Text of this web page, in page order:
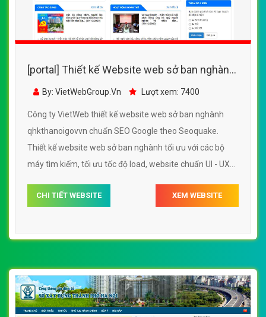
[portal] Thiết kế Website web sở ban nghành
- qhkthanoigovvn
By: VietWebGroup.Vn Lượt xem: 7400
Công ty VietWeb thiết kế website web sở ban nghành
qhkthanoigovvn chuẩn SEO Google theo Seoquake.
Thiết kế website web sở ban nghành tối ưu với các bộ
máy tìm kiếm, tối ưu tốc độ load, website chuẩn UI - UX
ban nghành qhkthanoigovvn
CHI TIẾT WEBSITE XEM WEBSITE